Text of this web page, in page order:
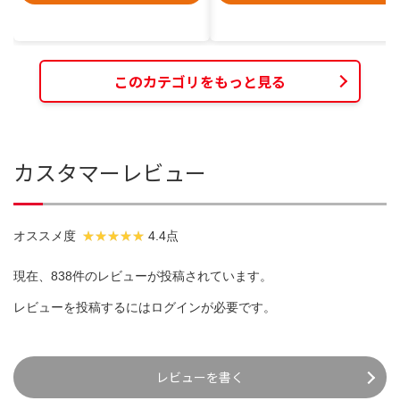
このカテゴリをもっと見る
カスタマーレビュー
オススメ度 4.4点
現在、838件のレビューが投稿されています。
レビューを投稿するにはログインが必要です。
レビューを書く